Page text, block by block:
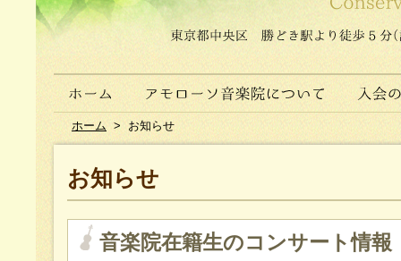
ホーム > お知らせ
お知らせ
音楽院在籍生のコンサート情報